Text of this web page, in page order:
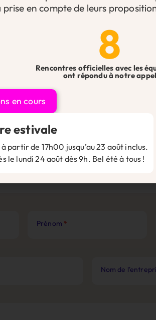
question ?
n’hésitez pas à nous contacter
de vous répondre !
Prénom *
Nom de
en compte de leurs
8
Rencontres officielles avec les
ont répondu à notre appel
en cours
estivale
partir de 17h00 jusqu’au 23 août inclus.
le lundi 24 août dès 9h. Bel été à tous !